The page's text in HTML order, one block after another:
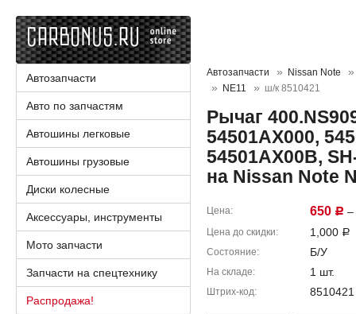
Автозапчасти
Nissan Note
NE11
ш/к 8510421
Рычаг
54501AX000,
54501AX00B,
на Nissan Note
Цена 650 Р –
Цена до скидки 1,000 Р
Состояние Б/У
На складе 1 шт.
Штрих-код 8510421
Автозапчасти
Авто по запчастям
Автошины легковые
Автошины грузовые
Диски колесные
Аксессуары, инструменты
Мото запчасти
Запчасти на спецтехнику
Распродажа!